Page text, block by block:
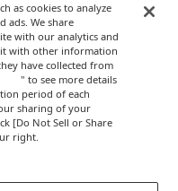
as cookies to analyze
ads. We share
with our analytics and
with other information
have collected from
here" to see more details
period of each
sharing of your
[Do Not Sell or Share
right.